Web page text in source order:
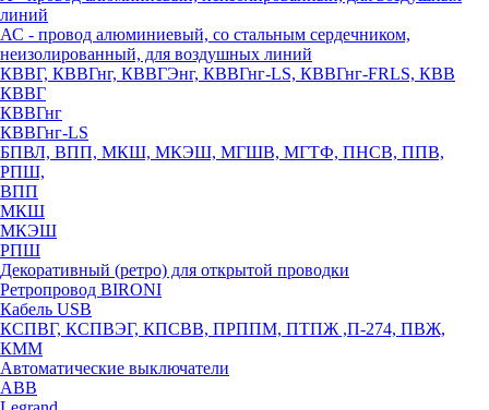
линий
АС - провод алюминиевый, со стальным сердечником,
неизолированный, для воздушных линий
КВВГ, КВВГнг, КВВГЭнг, КВВГнг-LS, КВВГнг-FRLS, КВВ
КВВГ
КВВГнг
КВВГнг-LS
БПВЛ, ВПП, МКШ, МКЭШ, МГШВ, МГТФ, ПНСВ, ППВ,
РПШ,
ВПП
МКШ
МКЭШ
РПШ
Декоративный (ретро) для открытой проводки
Ретропровод BIRONI
Кабель USB
КСПВГ, КСПВЭГ, КПСВВ, ПРППМ, ПТПЖ ,П-274, ПВЖ,
КММ
Автоматические выключатели
ABB